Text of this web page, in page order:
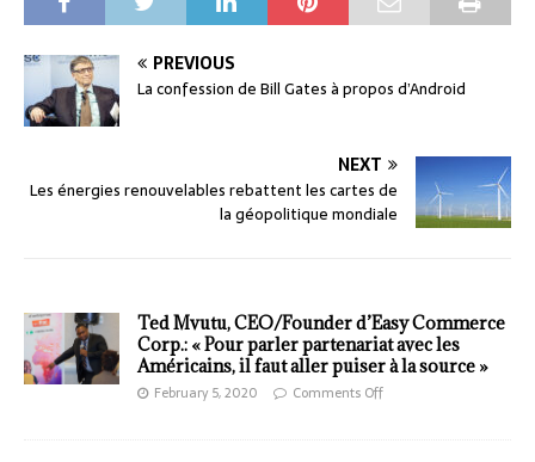
PREVIOUS
La confession de Bill Gates à propos d’Android
NEXT
Les énergies renouvelables rebattent les cartes de
la géopolitique mondiale
Ted Mvutu, CEO/Founder d’Easy Commerce
Corp.: « Pour parler partenariat avec les
Américains, il faut aller puiser à la source »
February 5, 2020 Comments Off